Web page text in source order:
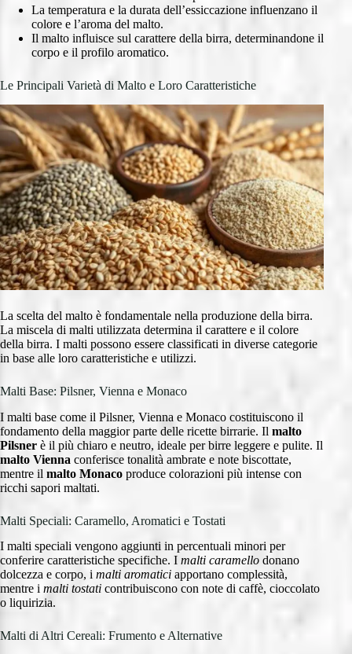
La temperatura e la durata dell’essiccazione influenzano il
colore e l’aroma del malto.
Il malto influisce sul carattere della birra, determinandone il
corpo e il profilo aromatico.
Le Principali Varietà di Malto e Loro Caratteristiche
La scelta del malto è fondamentale nella produzione della birra.
La miscela di malti utilizzata determina il carattere e il colore
della birra. I malti possono essere classificati in diverse categorie
in base alle loro caratteristiche e utilizzi.
Malti Base: Pilsner, Vienna e Monaco
I malti base come il Pilsner, Vienna e Monaco costituiscono il
fondamento della maggior parte delle ricette birrarie. Il malto
Pilsner è il più chiaro e neutro, ideale per birre leggere e pulite. Il
malto Vienna conferisce tonalità ambrate e note biscottate,
mentre il malto Monaco produce colorazioni più intense con
ricchi sapori maltati.
Malti Speciali: Caramello, Aromatici e Tostati
I malti speciali vengono aggiunti in percentuali minori per
conferire caratteristiche specifiche. I malti caramello donano
dolcezza e corpo, i malti aromatici apportano complessità,
mentre i malti tostati contribuiscono con note di caffè, cioccolato
o liquirizia.
Malti di Altri Cereali: Frumento e Alternative